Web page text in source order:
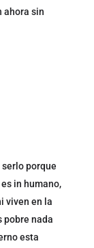
ahora sin
serlo porque
in humano,
viven en la
pobre nada
esta